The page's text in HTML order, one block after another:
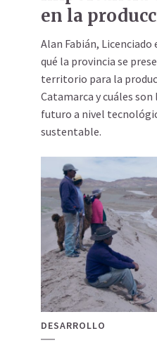
en la
Alan Fabián,
qué la provincia se
territorio para la
Catamarca y cuáles son
futuro a nivel
sustentable.
DESARROLLO